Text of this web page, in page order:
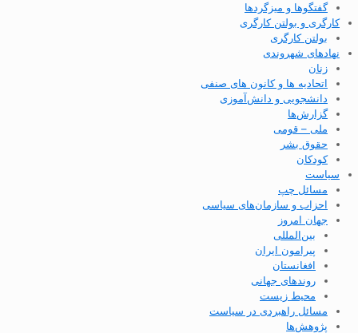
گفتگوها و میزگردها
کارگری و بولتن کارگری
بولتن کارگری
نهادهای شهروندی
زنان
اتحادیه ها و کانون های صنفی
دانشجویی و دانش‌آموزی
گزارش‌ها
ملی – قومی
حقوق بشر
کودکان
سیاست
مسائل چپ
احزاب و سازمان‌های سیاسی
جهان امروز
بین‌المللی
پیرامون ایران
افغانستان
روندهای جهانی
محیط زیست
مسائل راهبردی در سیاست
پژوهش‌ها